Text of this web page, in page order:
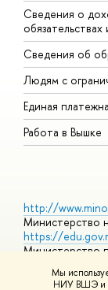
Мы
НИУ ВШЭ и
Сведения о
Сведения об
Людям с
Единая
Работа в Вышке
http://
Министерство
https://
Министерство
Массовые